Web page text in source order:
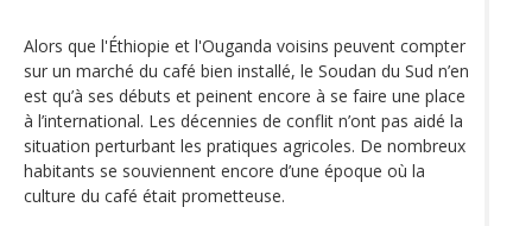
Alors que l'Éthiopie et l'Ouganda voisins peuvent compter
sur un marché du café bien installé, le Soudan du Sud n’en
est qu’à ses débuts et peinent encore à se faire une place
à l’international. Les décennies de conflit n’ont pas aidé la
situation perturbant les pratiques agricoles. De nombreux
habitants se souviennent encore d’une époque où la
culture du café était prometteuse.